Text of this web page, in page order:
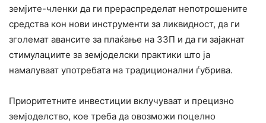
земјите-членки да ги прераспределат непотрошените
средства кон нови инструменти за ликвидност, да ги
зголемат авансите за плаќање на ЗЗП и да ги зајакнат
стимулациите за земјоделски практики што ја
намалуваат употребата на традиционални ѓубрива.
Приоритетните инвестиции вклучуваат и прецизно
земјоделство, кое треба да овозможи поцелно